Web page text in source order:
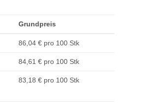
Grundpreis
86,04 € pro 100 Stk
84,61 € pro 100 Stk
83,18 € pro 100 Stk